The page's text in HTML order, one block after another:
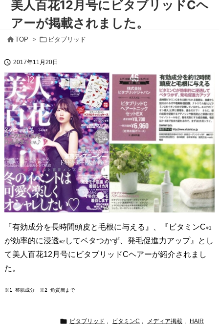
 TOP >  ビタブリッド
美人百花12月号にビタブリッドCヘ
アーが掲載されました。
 2017年11月20日
『有効成分を長時間頭皮と毛根に与える』、『ビタミンC※1
が効率的に浸透※2 してベタつかず、発毛促進力アップ』とし
て美人百花12月号にビタブリッドCヘアーが紹介されまし
た。
※1 整肌成分　※2 角質層まで
 ビタブリッド , ビタミンC , メディア掲載 , HAIR